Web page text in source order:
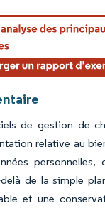
La réutilisation nécessite
de gestion de
relative au
personnelles,
de la simple
et une